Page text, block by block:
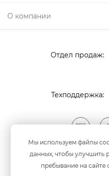
Мы используем файлы
данных, чтобы улучшить
пребывание на сайте
О компании
Отдел продаж:
Техподдержка:
Мы